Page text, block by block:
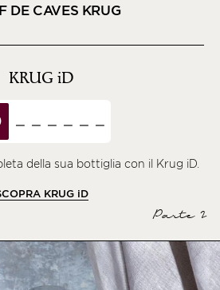
DE CAVES KRUG
KRUG iD
della sua bottiglia con il Krug iD.
KRUG iD
Parte 2